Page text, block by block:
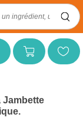
panierMes favoris
Jambette